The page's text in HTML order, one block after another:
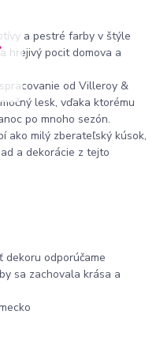
a pestré farby v štýle
hrejivý pocit domova a
od Villeroy &
lesk, vďaka ktorému
po mnoho sezón.
ako milý zberateľský kúsok,
a dekorácie z tejto
dekoru odporúčame
sa zachovala krása a